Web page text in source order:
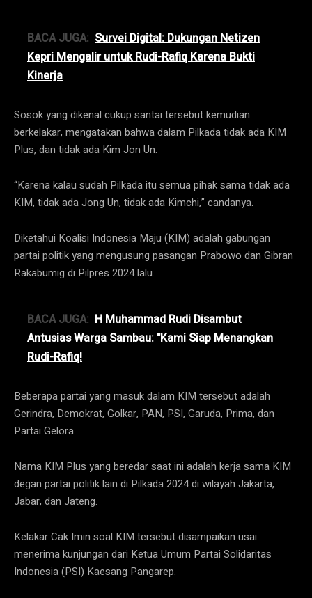
BACA JUGA: Survei Digital: Dukungan Netizen
Kepri Mengalir untuk Rudi-Rafiq Karena Bukti
Kinerja
Sosok yang dikenal cukup santai tersebut kemudian
berkelakar, mengatakan bahwa dalam Pilkada tidak ada KIM
Plus, dan tidak ada Kim Jon Un.
“Karena kalau sudah Pilkada itu semua pihak sama tidak ada
KIM, tidak ada Jong Un, tidak ada Kimchi,” candanya.
Diketahui Koalisi Indonesia Maju (KIM) adalah gabungan
partai politik yang mengusung pasangan Prabowo dan Gibran
Rakabumig di Pilpres 2024 lalu.
BACA JUGA: H Muhammad Rudi Disambut
Antusias Warga Sambau: "Kami Siap Menangkan
Rudi-Rafiq!
Beberapa partai yang masuk dalam KIM tersebut adalah
Gerindra, Demokrat, Golkar, PAN, PSI, Garuda, Prima, dan
Partai Gelora.
Nama KIM Plus yang beredar saat ini adalah kerja sama KIM
degan partai politik lain di Pilkada 2024 di wilayah Jakarta,
Jabar, dan Jateng.
Kelakar Cak Imin soal KIM tersebut disampaikan usai
menerima kunjungan dari Ketua Umum Partai Solidaritas
Indonesia (PSI) Kaesang Pangarep.